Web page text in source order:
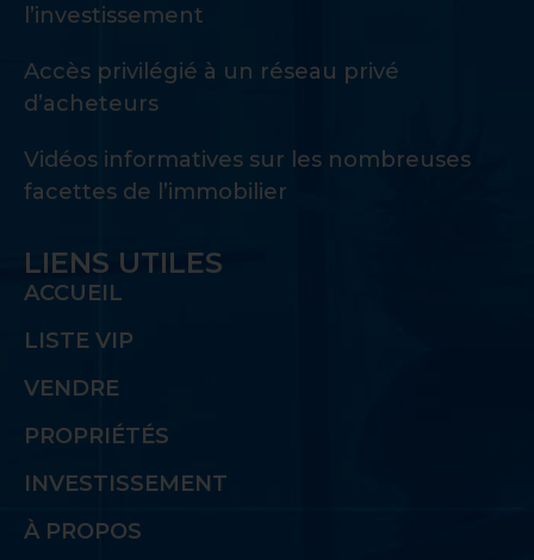
l’investissement
Accès privilégié à un réseau privé
d’acheteurs
Vidéos informatives sur les nombreuses
facettes de l’immobilier
LIENS UTILES
ACCUEIL
LISTE VIP
VENDRE
PROPRIÉTÉS
INVESTISSEMENT
À PROPOS